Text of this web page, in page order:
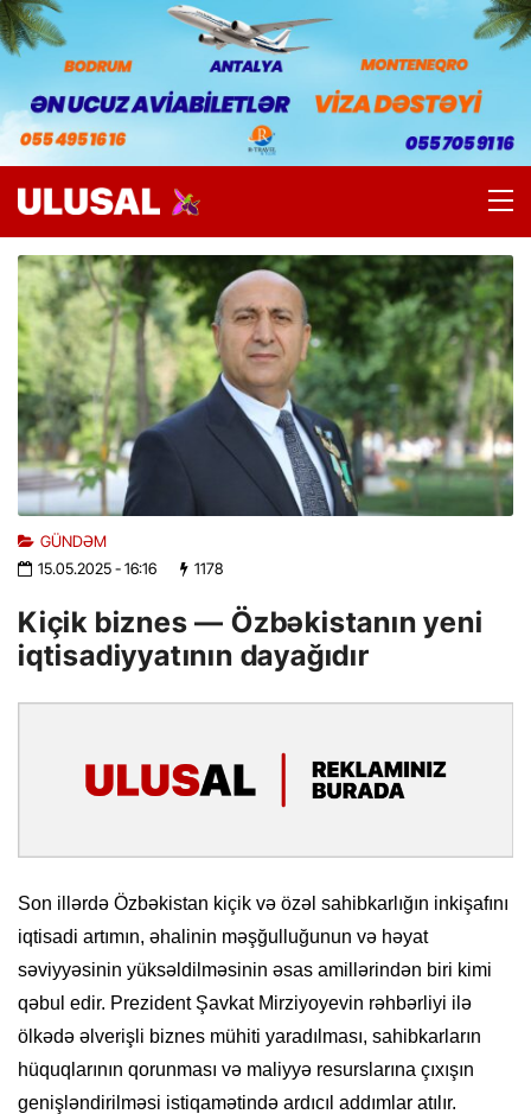
GÜNDƏM
15.05.2025- 16:16 1178
Kiçik biznes — Özbəkistanın yeni
iqtisadiyyatının dayağıdır
Son illərdə Özbəkistan kiçik və özəl sahibkarlığın inkişafını
iqtisadi artımın, əhalinin məşğulluğunun və həyat
səviyyəsinin yüksəldilməsinin əsas amillərindən biri kimi
qəbul edir. Prezident Şavkat Mirziyoyevin rəhbərliyi ilə
ölkədə əlverişli biznes mühiti yaradılması, sahibkarların
hüquqlarının qorunması və maliyyə resurslarına çıxışın
genişləndirilməsi istiqamətində ardıcıl addımlar atılır.